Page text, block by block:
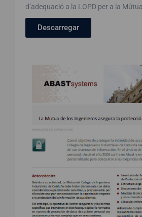
d’adequació a la LOPD per a la
Descarregar